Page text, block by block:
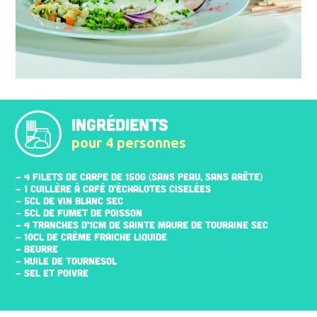
INGRÉDIENTS
pour 4 personnes
- 4 FILETS DE CARPE DE 150G (SANS PEAU, SANS ARÊTE)
- 1 CUILLÈRE À CAFÉ D’ÉCHALOTES CISELÉES
- 5CL DE VIN BLANC SEC
- 5CL DE FUMET DE POISSON
- 4 TRANCHES D’1CM DE SAINTE MAURE DE TOURAINE SEC
- 10CL DE CRÈME FRAICHE LIQUIDE
- BEURRE
- HUILE DE TOURNESOL
- SEL ET POIVRE